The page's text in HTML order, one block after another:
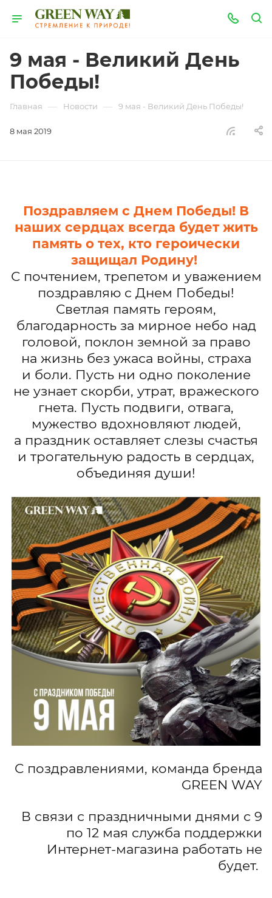
9 мая - Великий День
Победы!
Главная — Новости — 9 мая - Великий День Победы!
8 мая 2019
Поздравляем с Днем Победы! В
наших сердцах всегда будет жить
память о тех, кто героически
защищал Родину!
С почтением, трепетом и уважением
поздравляю с Днем Победы!
Светлая память героям,
благодарность за мирное небо над
головой, поклон земной за право
на жизнь без ужаса войны, страха
и боли. Пусть ни одно поколение
не узнает скорби, утрат, вражеского
гнета. Пусть подвиги, отвага,
мужество вдохновляют людей,
а праздник оставляет слезы счастья
и трогательную радость в сердцах,
объединяя души!
С поздравлениями, команда бренда
GREEN WAY
В связи с праздничными днями с 9
по 12 мая служба поддержки
Интернет-магазина работать не
будет.